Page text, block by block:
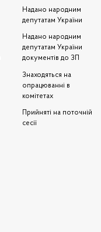
Надано народним
депутатам України
Надано народним
депутатам України
документів до ЗП
Знаходяться на
опрацюванні в
комітетах
Прийняті на поточній
сесії